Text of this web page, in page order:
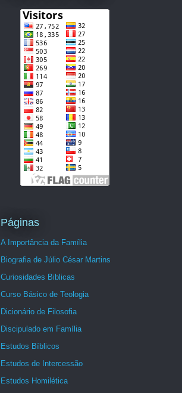
Páginas
A Importância da Família
Biografia de Júlio César Martins
Curiosidades Biblicas
Curso Básico de Teologia
Dicionário de Filosofia
Discipulado em Família
Estudos Bíblicos
Estudos de Intercessão
Estudos Homilética